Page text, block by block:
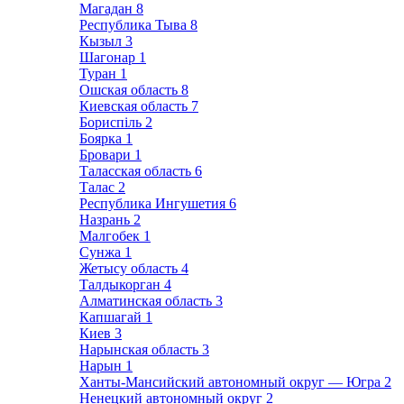
Магадан 8
Республика Тыва 8
Кызыл 3
Шагонар 1
Туран 1
Ошская область 8
Киевская область 7
Бориспіль 2
Боярка 1
Бровари 1
Таласская область 6
Талас 2
Республика Ингушетия 6
Назрань 2
Малгобек 1
Сунжа 1
Жетысу область 4
Талдыкорган 4
Алматинская область 3
Капшагай 1
Киев 3
Нарынская область 3
Нарын 1
Ханты-Мансийский автономный округ — Югра 2
Ненецкий автономный округ 2